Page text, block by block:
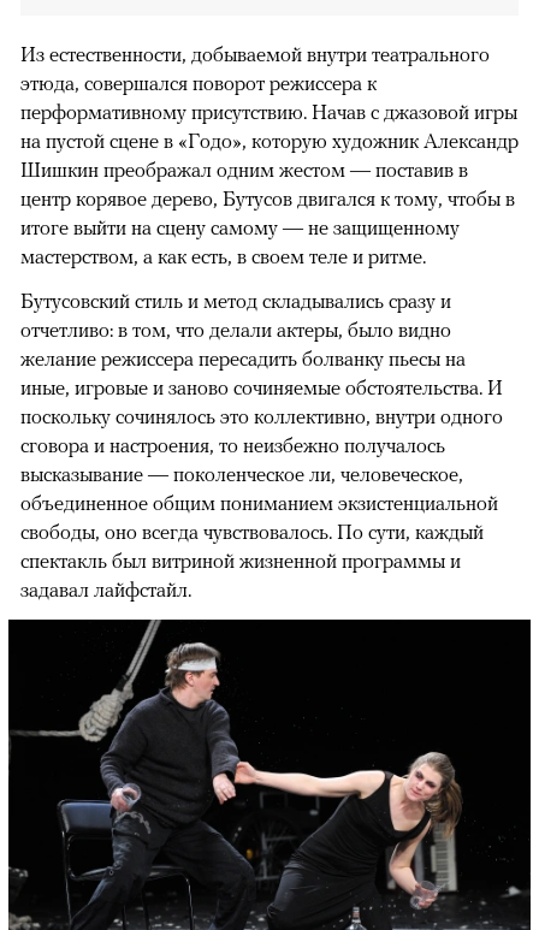
Из естественности, добываемой внутри театрального
этюда, совершался поворот режиссера к
перформативному присутствию. Начав с джазовой игры
на пустой сцене в «Годо», которую художник Александр
Шишкин преображал одним жестом — поставив в
центр корявое дерево, Бутусов двигался к тому, чтобы в
итоге выйти на сцену самому — не защищенному
мастерством, а как есть, в своем теле и ритме.
Бутусовский стиль и метод складывались сразу и
отчетливо: в том, что делали актеры, было видно
желание режиссера пересадить болванку пьесы на
иные, игровые и заново сочиняемые обстоятельства. И
поскольку сочинялось это коллективно, внутри одного
сговора и настроения, то неизбежно получалось
высказывание — поколенческое ли, человеческое,
объединенное общим пониманием экзистенциальной
свободы, оно всегда чувствовалось. По сути, каждый
спектакль был витриной жизненной программы и
задавал лайфстайл.